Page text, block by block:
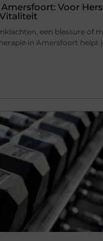
Voor
een blessure of
in Amersfoort helpt